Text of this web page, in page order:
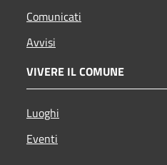
Comunicati
Avvisi
VIVERE IL COMUNE
Luoghi
Eventi